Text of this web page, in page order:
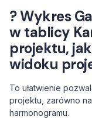
? Wykres
w tablicy
projektu,
widoku
To ułatwienie
projektu, zarówno
harmonogramu.